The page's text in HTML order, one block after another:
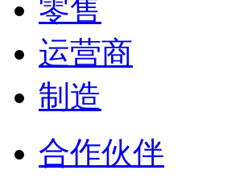
零售
运营商
制造
合作伙伴